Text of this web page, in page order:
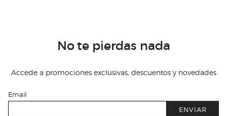
No te pierdas nada
Accede a promociones exclusivas, descuentos y novedades
Email
ENVIAR